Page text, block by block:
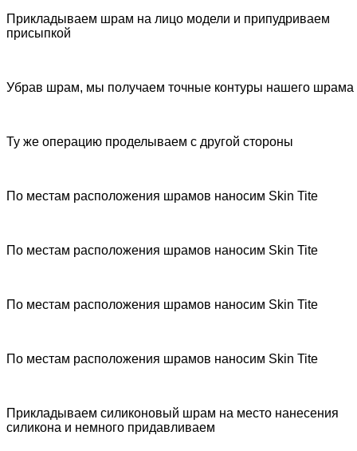
Прикладываем шрам на лицо модели и припудриваем
присыпкой
Убрав шрам, мы получаем точные контуры нашего шрама
Ту же операцию проделываем с другой стороны
По местам расположения шрамов наносим Skin Tite
По местам расположения шрамов наносим Skin Tite
По местам расположения шрамов наносим Skin Tite
По местам расположения шрамов наносим Skin Tite
Прикладываем силиконовый шрам на место нанесения
силикона и немного придавливаем